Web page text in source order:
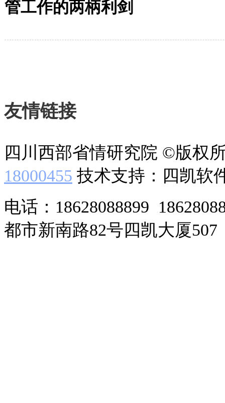
管工作的两柄利剑
友情链接
四川西部省情研究院 ©版权
18000455 技术支持：四凯软
电话：18628088899
都市新南路82号四凯大厦507